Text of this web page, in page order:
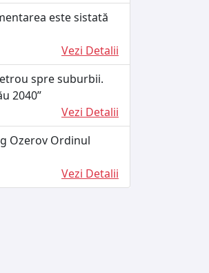
este sistată
Vezi Detalii
spre suburbii.
2040”
Vezi Detalii
Ozerov Ordinul
Vezi Detalii